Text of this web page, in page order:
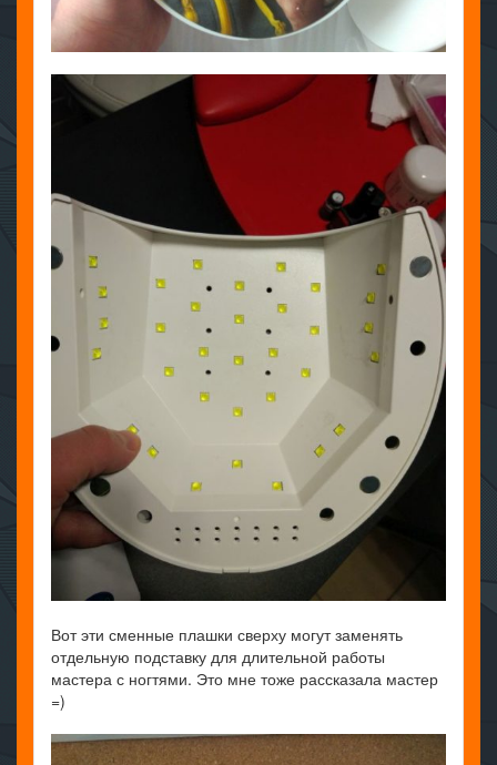
Вот эти сменные плашки сверху могут заменять
отдельную подставку для длительной работы
мастера с ногтями. Это мне тоже рассказала мастер
=)